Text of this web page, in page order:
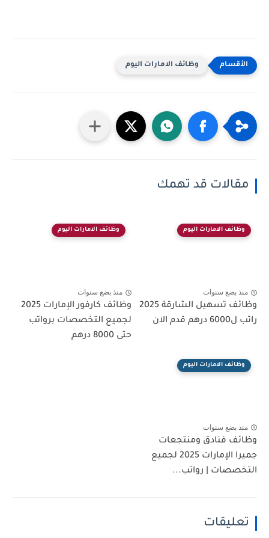
وظائف الامارات اليوم
مقالات قد تهمك
وظائف الامارات اليوم
منذ بضع سنوات
وظائف تسهيل الشارقة 2025
راتب ل6000 درهم قدم الان
وظائف الامارات اليوم
منذ بضع سنوات
وظائف كارفور الإمارات 2025
لجميع التخصصات برواتب
حتى 8000 درهم
وظائف الامارات اليوم
منذ بضع سنوات
وظائف فنادق ومنتجعات
جميرا الإمارات 2025 لجميع
التخصصات | رواتب...
تعليقات